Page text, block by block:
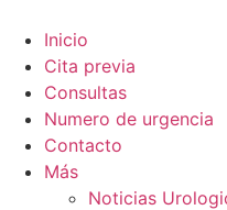
contenido
Inicio
Cita previa
Consultas
Numero de urgencia
Contacto
Más
Noticias